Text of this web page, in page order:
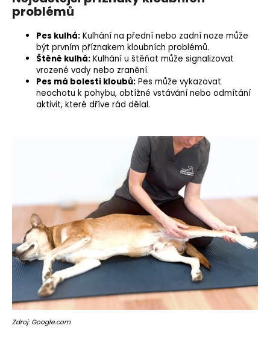
problémů
Pes kulhá: Kulhání na přední nebo zadní noze může
být prvním příznakem kloubních problémů.
Štěně kulhá: Kulhání u štěňat může signalizovat
vrozené vady nebo zranění.
Pes má bolesti kloubů: Pes může vykazovat
neochotu k pohybu, obtížné vstávání nebo odmítání
aktivit, které dříve rád dělal.
Zdroj: Google.com